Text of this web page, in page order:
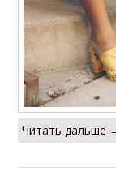
Читать дальше